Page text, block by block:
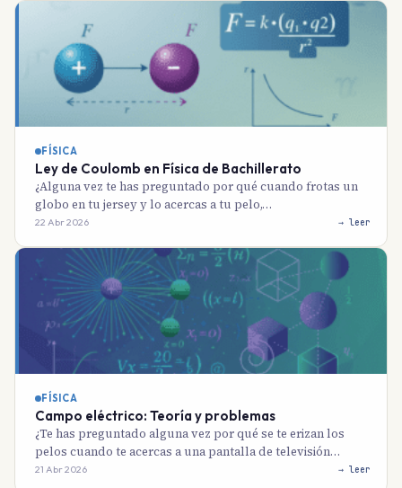
FÍSICA
Ley de Coulomb en Física de Bachillerato
¿Alguna vez te has preguntado por qué cuando frotas un
globo en tu jersey y lo acercas a tu pelo,…
22 Abr 2026 → leer
FÍSICA
Campo eléctrico: Teoría y problemas
¿Te has preguntado alguna vez por qué se te erizan los
pelos cuando te acercas a una pantalla de televisión…
21 Abr 2026 → leer